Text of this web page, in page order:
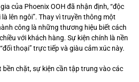
của Phoenix OOH đã nhận định, “độc
lên ngôi”. Thay vì truyền thông một
công là những thương hiệu biết cách
với khách hàng. Sự kiện chính là nền
thoại” trực tiếp và giàu cảm xúc này.
bền chặt, sự kiện cần tập trung vào các